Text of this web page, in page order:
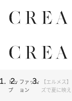
トッ
プ
ファッシ
ョン
【エルメス
ズで夏に映